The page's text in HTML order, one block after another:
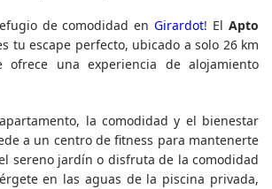
de comodidad enGirardot! ElApto
tu escape perfecto, ubicado a solo 26 km
ofrece una experiencia de alojamiento
la comodidad y el bienestar
a un centro de fitness para mantenerte
sereno jardín o disfruta de la comodidad
en las aguas de la piscina privada,